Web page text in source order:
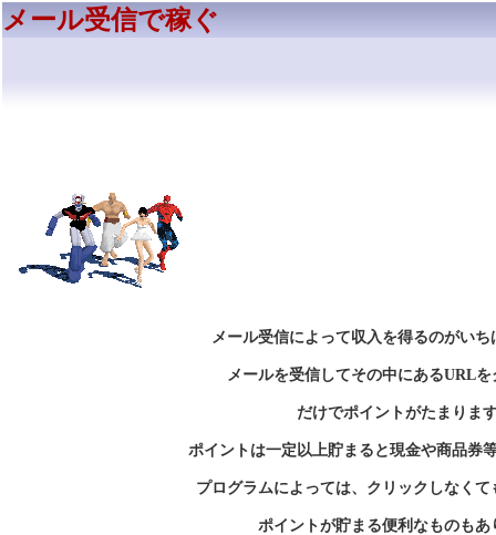
メール受信で稼ぐ
メール受信によって収入を得るのがいち
メールを受信してその中にあるURLを
だけでポイントがたまりま
ポイントは一定以上貯まると現金や商品券
プログラムによっては、クリックしなく
ポイントが貯まる便利なものもあ